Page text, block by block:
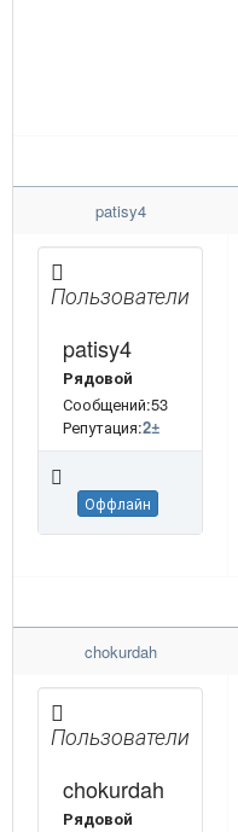
patisy4
Пользователи
patisy4
Рядовой
Сообщений:53
Репутация:2±
Оффлайн
chokurdah
Пользователи
chokurdah
Рядовой